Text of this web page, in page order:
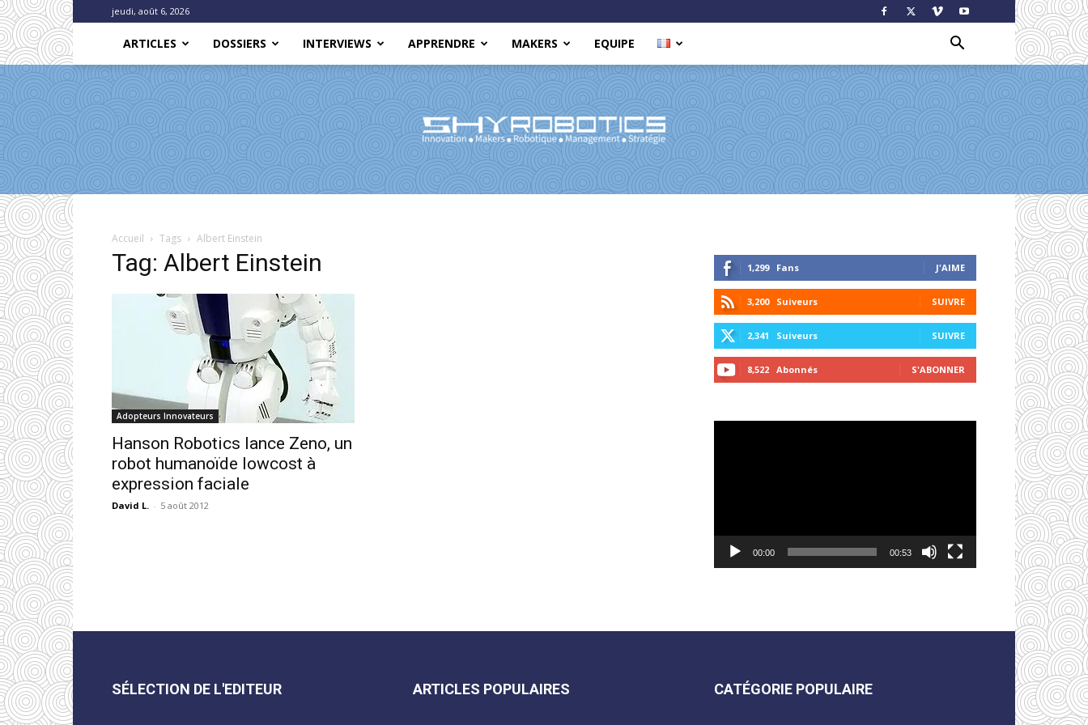
jeudi, août 6, 2026
ARTICLES DOSSIERS INTERVIEWS APPRENDRE MAKERS EQUIPE
Accueil Tags Albert Einstein
Tag: Albert Einstein
Adopteurs Innovateurs
Hanson Robotics lance Zeno, un
robot humanoïde lowcost à
expression faciale
David L. - 5 août 2012
1,299 Fans J'AIME
3,200 Suiveurs SUIVRE
2,341 Suiveurs SUIVRE
8,522 Abonnés S'ABONNER
00:00 00:53
SÉLECTION DE L'EDITEUR ARTICLES POPULAIRES CATÉGORIE POPULAIRE